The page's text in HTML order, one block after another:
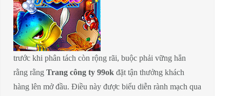
trước khi phân tách còn rộng rãi, buộc phải vững hẳn
rằng rằng Trang công ty 99ok đặt tận thưởng khách
hàng lên mở đầu. Điều này được biểu diễn rành mạch qua